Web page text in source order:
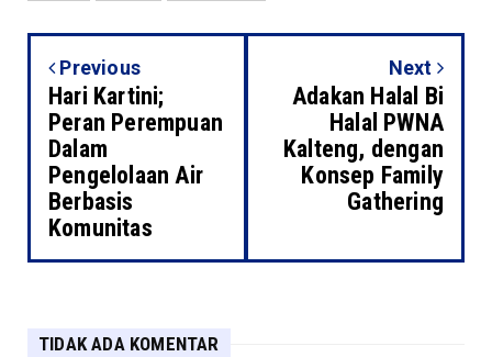
Previous
Hari Kartini;
Peran Perempuan
Dalam
Pengelolaan Air
Berbasis
Komunitas
Next
Adakan Halal Bi
Halal PWNA
Kalteng, dengan
Konsep Family
Gathering
TIDAK ADA KOMENTAR